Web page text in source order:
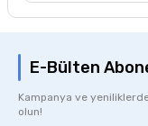
E-Bülten
Kampanya ve
olun!